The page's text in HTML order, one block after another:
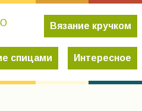
Вязание кручком
спицами Интересное